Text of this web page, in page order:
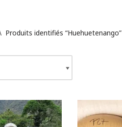
Produits identifiés “Huehuetenango”